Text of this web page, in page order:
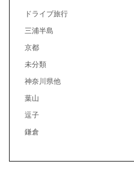
ドライブ旅行
三浦半島
京都
未分類
神奈川県他
葉山
逗子
鎌倉